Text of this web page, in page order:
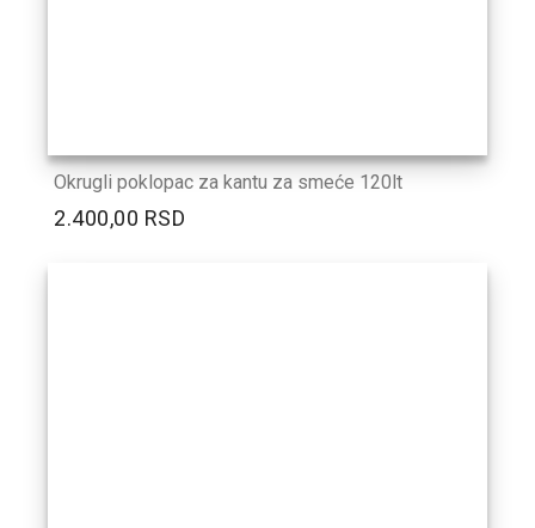
Okrugli poklopac za kantu za smeće 120lt
2.400,00 RSD